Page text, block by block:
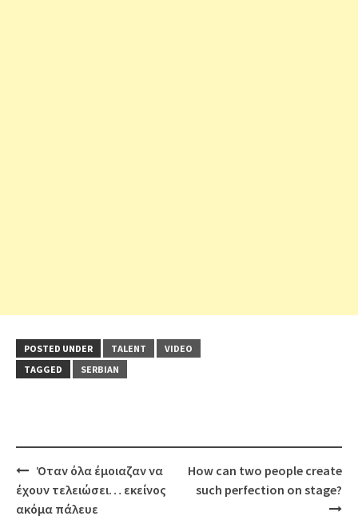
POSTED UNDER TALENT
VIDEO
TAGGED
SERBIAN
Post
navigation
Όταν όλα έμοιαζαν να
έχουν τελειώσει… εκείνος
ακόμα πάλευε
How can two people create
such perfection on stage?